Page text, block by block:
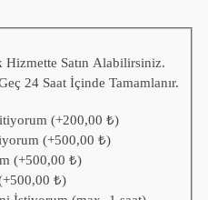
Hizmette Satın Alabilirsiniz.
24 Saat İçinde Tamamlanır.
(+200,00₺)
(+500,00₺)
(+500,00₺)
500,00₺)